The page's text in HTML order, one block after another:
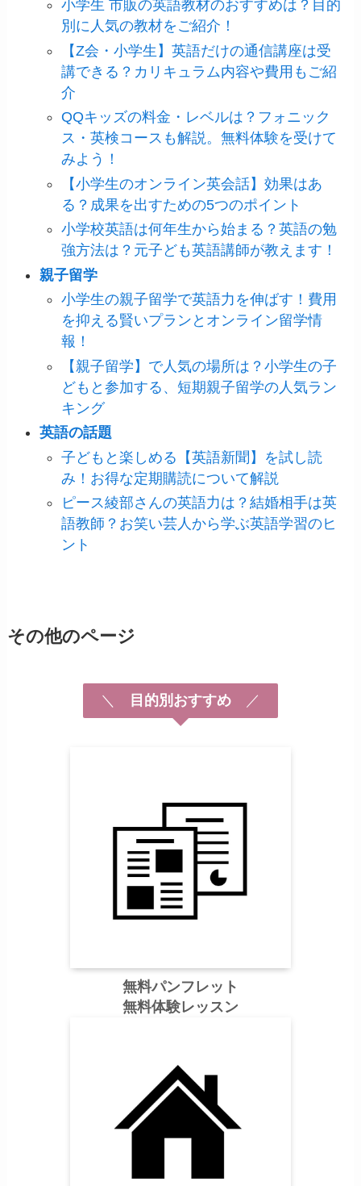
小学生 市販の英語教材のおすすめは？目的
別に人気の教材をご紹介！
【Z会・小学生】英語だけの通信講座は受
講できる？カリキュラム内容や費用もご紹
介
QQキッズの料金・レベルは？フォニック
ス・英検コースも解説。無料体験を受けて
みよう！
【小学生のオンライン英会話】効果はあ
る？成果を出すための5つのポイント
小学校英語は何年生から始まる？英語の勉
強方法は？元子ども英語講師が教えます！
親子留学
小学生の親子留学で英語力を伸ばす！費用
を抑える賢いプランとオンライン留学情
報！
【親子留学】で人気の場所は？小学生の子
どもと参加する、短期親子留学の人気ラン
キング
英語の話題
子どもと楽しめる【英語新聞】を試し読
み！お得な定期購読について解説
ピース綾部さんの英語力は？結婚相手は英
語教師？お笑い芸人から学ぶ英語学習のヒ
ント
その他のページ
＼ 目的別おすすめ ／
無料パンフレット
無料体験レッスン